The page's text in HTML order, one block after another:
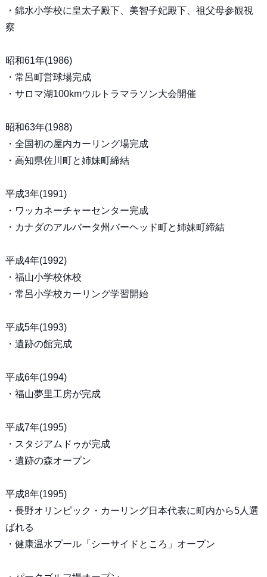
・錦水小学校に皇太子殿下、美智子妃殿下、祖父母参観視
察
昭和61年(1986)
・常呂町営球場完成
・サロマ湖100kmウルトラマラソン大会開催
昭和63年(1988)
・全国初の屋内カーリング場完成
・高知県佐川町と姉妹町締結
平成3年(1991)
・ワッカネーチャーセンター完成
・カナダのアルバータ州バーヘッド町と姉妹町締結
平成4年(1992)
・福山小学校休校
・常呂小学校カーリング学習開始
平成5年(1993)
・遺跡の館完成
平成6年(1994)
・福山夢里工房が完成
平成7年(1995)
・スタジアムドゥが完成
・遺跡の森オープン
平成8年(1995)
・長野オリンピック・カーリング日本代表に町内から5人選
ばれる
・健康温水プール「シーサイドところ」オープン